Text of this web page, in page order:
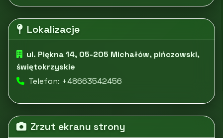
Lokalizacje
ul. Piękna 14, 05-205 Michałów, pińczowski,
świętokrzyskie
Telefon: +48663542456
Zrzut ekranu strony